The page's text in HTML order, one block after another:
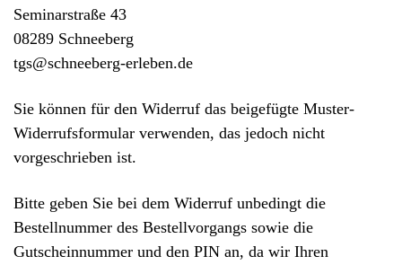
Seminarstraße 43
08289 Schneeberg
tgs@schneeberg-erleben.de
Sie können für den Widerruf das beigefügte Muster-
Widerrufsformular verwenden, das jedoch nicht
vorgeschrieben ist.
Bitte geben Sie bei dem Widerruf unbedingt die
Bestellnummer des Bestellvorgangs sowie die
Gutscheinnummer und den PIN an, da wir Ihren